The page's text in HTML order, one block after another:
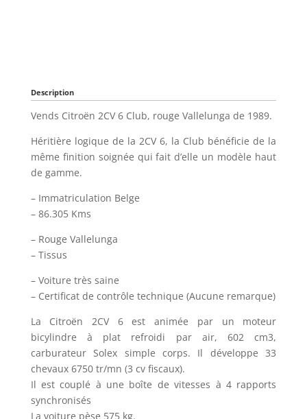
Description
Vends Citroën 2CV 6 Club, rouge Vallelunga de 1989.
Héritière logique de la 2CV 6, la Club bénéficie de la
même finition soignée qui fait d’elle un modèle haut
de gamme.
– Immatriculation Belge
– 86.305 Kms
– Rouge Vallelunga
– Tissus
– Voiture très saine
– Certificat de contrôle technique (Aucune remarque)
La Citroën 2CV 6 est animée par un moteur
bicylindre à plat refroidi par air, 602 cm3,
carburateur Solex simple corps. Il développe 33
chevaux 6750 tr/mn (3 cv fiscaux).
Il est couplé à une boîte de vitesses à 4 rapports
synchronisés
La voiture pèse 575 kg.